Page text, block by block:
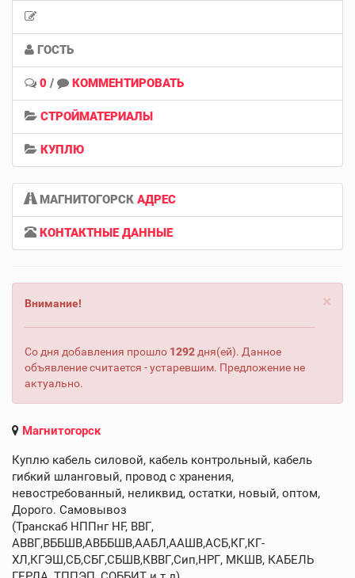
ГОСТЬ
0 / КОММЕНТИРОВАТЬ
СТРОЙМАТЕРИАЛЫ
КУПЛЮ
МАГНИТОГОРСК АДРЕС
КОНТАКТНЫЕ ДАННЫЕ
×
Внимание!
Со дня добавления прошло 1292 дня(ей). Данное
объявление считается - устаревшим. Предложение не
актуально.
Магнитогорск
Куплю кабель силовой, кабель контрольный, кабель
гибкий шланговый, провод с хранения,
невостребованный, неликвид, остатки, новый, оптом,
Дорого. Самовывоз
(Транскаб НППнг HF, ВВГ,
АВВГ,ВББШВ,АВББШВ,ААБЛ,ААШВ,АСБ,КГ,КГ-
ХЛ,КГЭШ,СБ,СБГ,СБШВ,КВВГ,Сип,НРГ, МКШВ, КАБЕЛЬ